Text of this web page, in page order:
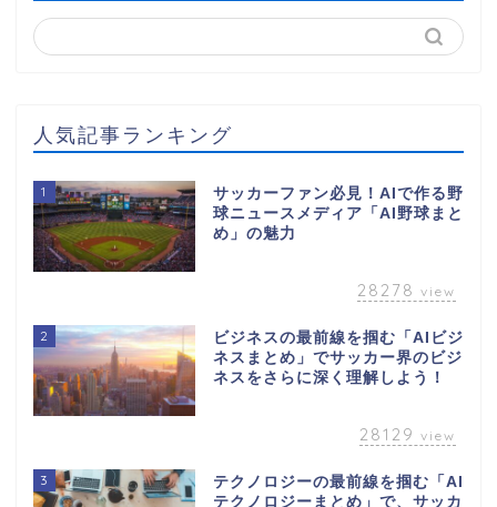
人気記事ランキング
1
サッカーファン必見！AIで作る野
球ニュースメディア「AI野球まと
め」の魅力
28278 view
2
ビジネスの最前線を掴む「AIビジ
ネスまとめ」でサッカー界のビジ
ネスをさらに深く理解しよう！
28129 view
3
テクノロジーの最前線を掴む「AI
テクノロジーまとめ」で、サッカ